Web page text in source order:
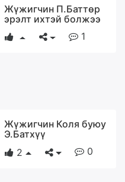
Жүжигчин П.Баттөр
эрэлт ихтэй болжээ
1
Жүжигчин Коля буюу
Э.Батхүү
2
0